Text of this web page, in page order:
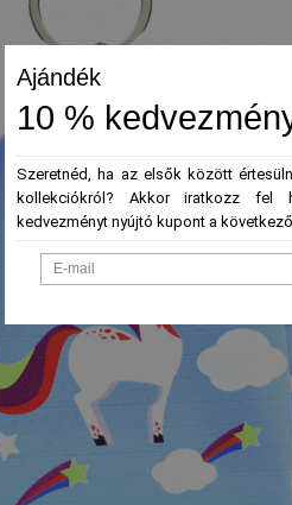
Ajándék
10 %
Szeretnéd, ha az elsők között
kollekciókról? Akkor iratkozz fel
kedvezményt nyújtó kupont a